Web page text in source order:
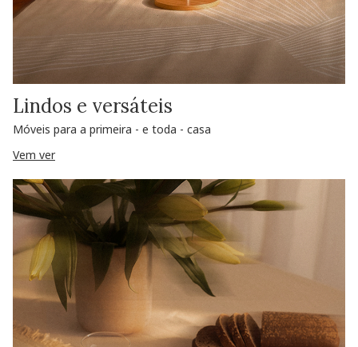
Lindos e versáteis
Móveis para a primeira - e toda - casa
Vem ver